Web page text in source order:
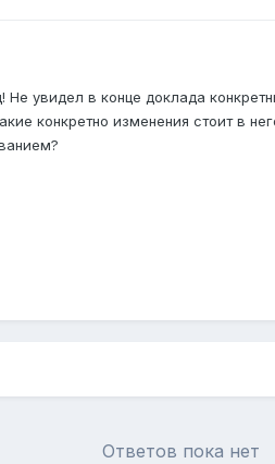
Не увидел в конце доклада
конкретно изменения стоит в
Ответов пока нет